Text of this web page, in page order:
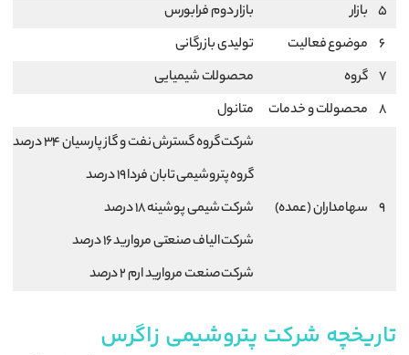
5 بازار
بازار دوم فرابورس
6 موضوع فعالیت
تولیدی بازرگانی
7 گروه
محصولات شیمیایی
8 محصولات و خدمات متانول
9 سهامداران (عمده)
شرکت گروه گسترش نفت و گاز پارسیان 34 درصد
گروه پتروشیمی تابان فردا 19 درصد
شرکت شیمی پوشینه 18 درصد
شرکت الیاف صنعتی مروارید 16 درصد
شرکت صنعت مروارید ارم 2 درصد
تاریخچه شرکت پتروشیمی زاگرس